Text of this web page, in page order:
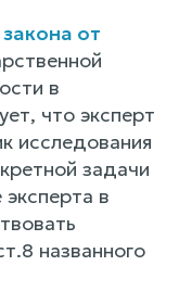
от
в
что эксперт
исследования
задачи
в
названного